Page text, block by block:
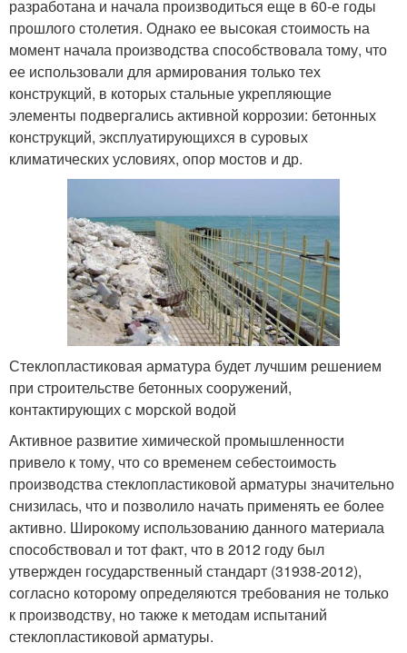
разработана и начала производиться еще в 60-е годы
прошлого столетия. Однако ее высокая стоимость на
момент начала производства способствовала тому, что
ее использовали для армирования только тех
конструкций, в которых стальные укрепляющие
элементы подвергались активной коррозии: бетонных
конструкций, эксплуатирующихся в суровых
климатических условиях, опор мостов и др.
Стеклопластиковая арматура будет лучшим решением
при строительстве бетонных сооружений,
контактирующих с морской водой
Активное развитие химической промышленности
привело к тому, что со временем себестоимость
производства стеклопластиковой арматуры значительно
снизилась, что и позволило начать применять ее более
активно. Широкому использованию данного материала
способствовал и тот факт, что в 2012 году был
утвержден государственный стандарт (31938-2012),
согласно которому определяются требования не только
к производству, но также к методам испытаний
стеклопластиковой арматуры.